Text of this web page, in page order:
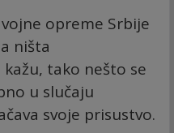
opreme Srbije
ništa
tako nešto se
u slučaju
svoje prisustvo.